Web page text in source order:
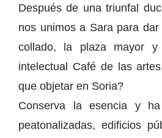
Después de una triunfal
nos unimos a Sara para dar
collado, la plaza mayor y
intelectual Café de las
que objetar en Soria?
Conserva la esencia y
peatonalizadas, edificios